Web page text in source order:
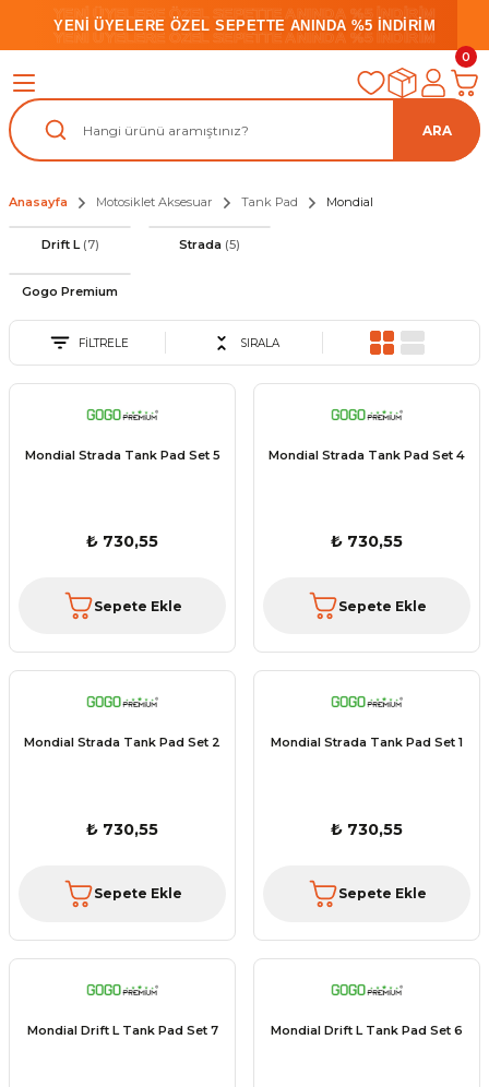
YENİ ÜYELERE ÖZEL SEPETTE ANINDA %5 İNDİRİM
YENİ ÜYELERE ÖZEL SEPETTE ANINDA %5 İNDİRİM
YENİ ÜYELERE ÖZEL SEPETTE ANINDA %5 İNDİRİM
ARA
0
Anasayfa Motosiklet Aksesuar Tank Pad Mondial
Drift L (7) Strada (5)
Gogo Premium
FİLTRELE SIRALA
Mondial Strada Tank Pad Set 5
₺ 730,55
Sepete Ekle
Mondial Strada Tank Pad Set 4
₺ 730,55
Sepete Ekle
Mondial Strada Tank Pad Set 2
₺ 730,55
Sepete Ekle
Mondial Strada Tank Pad Set 1
₺ 730,55
Sepete Ekle
Mondial Drift L Tank Pad Set 7 Mondial Drift L Tank Pad Set 6